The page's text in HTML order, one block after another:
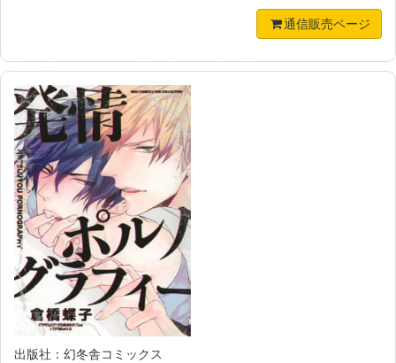
通信販売ページ
出版社：幻冬舎コミックス